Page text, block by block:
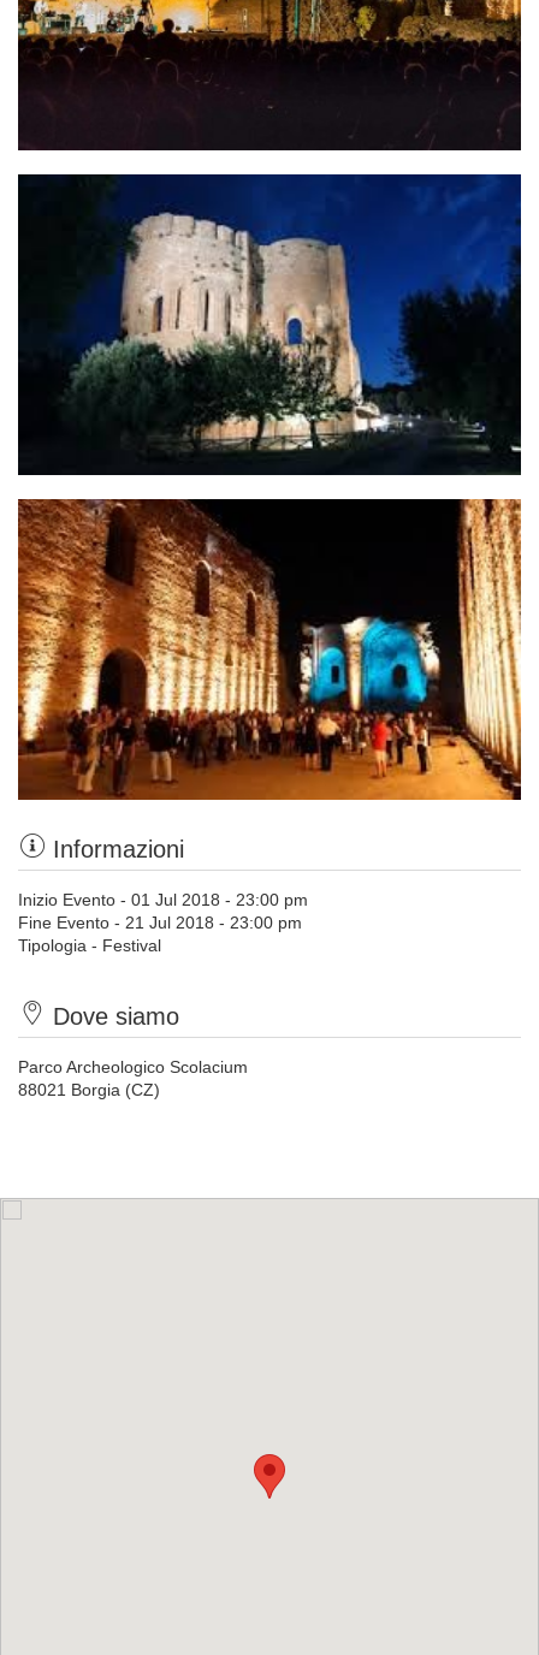
Informazioni
Inizio Evento - 01 Jul 2018 - 23:00 pm
Fine Evento - 21 Jul 2018 - 23:00 pm
Tipologia - Festival
Dove siamo
Parco Archeologico Scolacium
88021 Borgia (CZ)